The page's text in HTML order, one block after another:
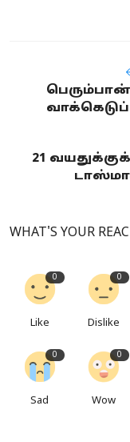
21
WHAT'S YOUR
0
Like
0
Dislike
0
Sad
0
Wow